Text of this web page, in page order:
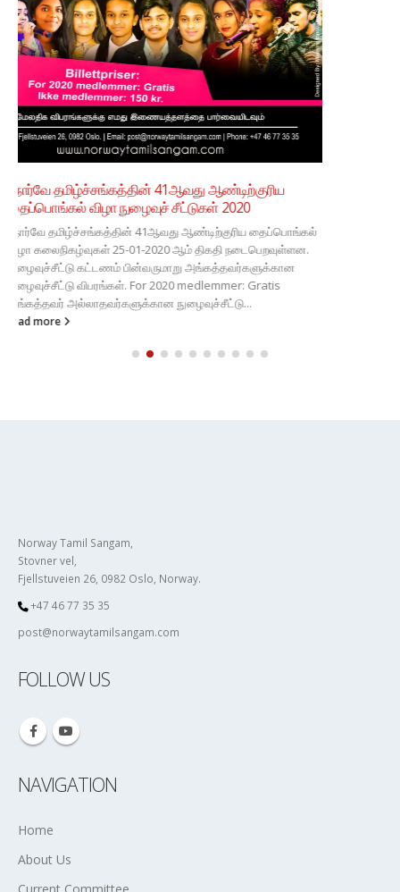
Norway Tamil Sangam,
Stovner vel,
Fjellstuveien 26, 0982 Oslo, Norway.
+47 46 77 35 35
post@norwaytamilsangam.com
Current Committee
Membership Info
Member Registration
Upcoming Events
Contact Us
Privacy Policy
Terms and Conditions